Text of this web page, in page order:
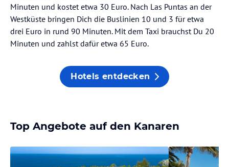
Minuten und kostet etwa 30 Euro. Nach Las Puntas an der
Westküste bringen Dich die Buslinien 10 und 3 für etwa
drei Euro in rund 90 Minuten. Mit dem Taxi brauchst Du 20
Minuten und zahlst dafür etwa 65 Euro.
Hotels entdecken
Top Angebote auf den Kanaren